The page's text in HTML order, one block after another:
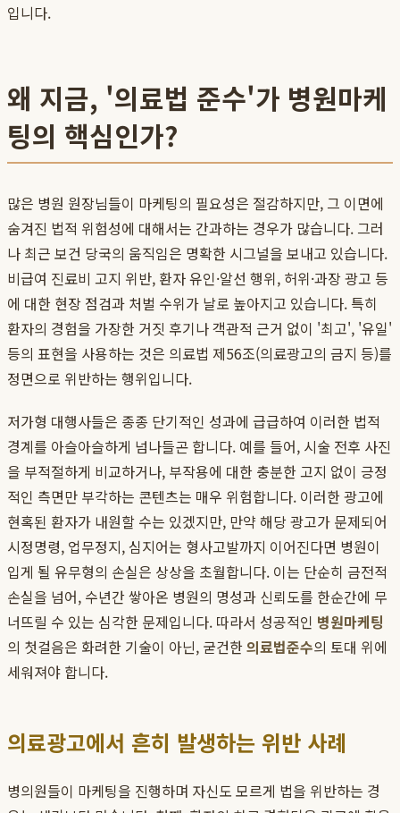
입니다.
왜 지금, '의료법 준수'가 병원마케
팅의 핵심인가?
많은 병원 원장님들이 마케팅의 필요성은 절감하지만, 그 이면에
숨겨진 법적 위험성에 대해서는 간과하는 경우가 많습니다. 그러
나 최근 보건 당국의 움직임은 명확한 시그널을 보내고 있습니다.
비급여 진료비 고지 위반, 환자 유인·알선 행위, 허위·과장 광고 등
에 대한 현장 점검과 처벌 수위가 날로 높아지고 있습니다. 특히
환자의 경험을 가장한 거짓 후기나 객관적 근거 없이 '최고', '유일'
등의 표현을 사용하는 것은 의료법 제56조(의료광고의 금지 등)를
정면으로 위반하는 행위입니다.
저가형 대행사들은 종종 단기적인 성과에 급급하여 이러한 법적
경계를 아슬아슬하게 넘나들곤 합니다. 예를 들어, 시술 전후 사진
을 부적절하게 비교하거나, 부작용에 대한 충분한 고지 없이 긍정
적인 측면만 부각하는 콘텐츠는 매우 위험합니다. 이러한 광고에
현혹된 환자가 내원할 수는 있겠지만, 만약 해당 광고가 문제되어
시정명령, 업무정지, 심지어는 형사고발까지 이어진다면 병원이
입게 될 유무형의 손실은 상상을 초월합니다. 이는 단순히 금전적
손실을 넘어, 수년간 쌓아온 병원의 명성과 신뢰도를 한순간에 무
너뜨릴 수 있는 심각한 문제입니다. 따라서 성공적인 병원마케팅
의 첫걸음은 화려한 기술이 아닌, 굳건한의료법준수의 토대 위에
세워져야 합니다.
의료광고에서 흔히 발생하는 위반 사례
병의원들이 마케팅을 진행하며 자신도 모르게 법을 위반하는 경